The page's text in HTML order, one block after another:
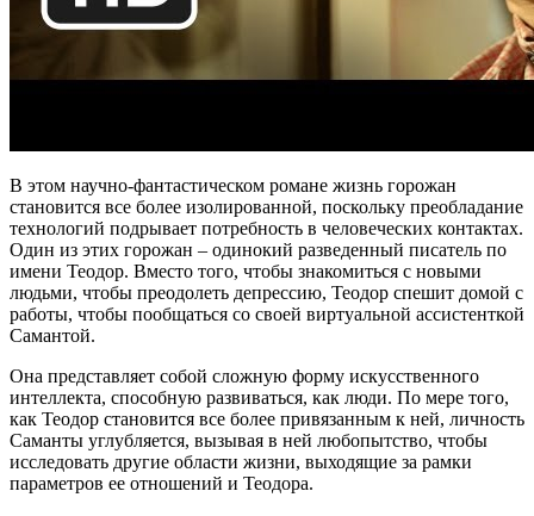
В этом научно-фантастическом романе жизнь горожан
становится все более изолированной, поскольку преобладание
технологий подрывает потребность в человеческих контактах.
Один из этих горожан – одинокий разведенный писатель по
имени Теодор. Вместо того, чтобы знакомиться с новыми
людьми, чтобы преодолеть депрессию, Теодор спешит домой с
работы, чтобы пообщаться со своей виртуальной ассистенткой
Самантой.
Она представляет собой сложную форму искусственного
интеллекта, способную развиваться, как люди. По мере того,
как Теодор становится все более привязанным к ней, личность
Саманты углубляется, вызывая в ней любопытство, чтобы
исследовать другие области жизни, выходящие за рамки
параметров ее отношений и Теодора.